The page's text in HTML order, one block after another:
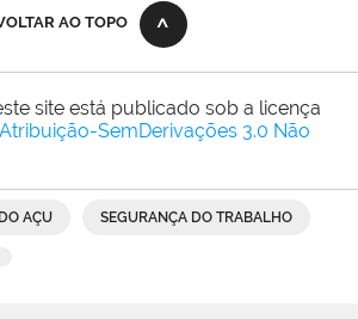
AO TOPO
site está publicado sob a licença
SemDerivações 3.0 Não
AÇU SEGURANÇA DO TRABALHO